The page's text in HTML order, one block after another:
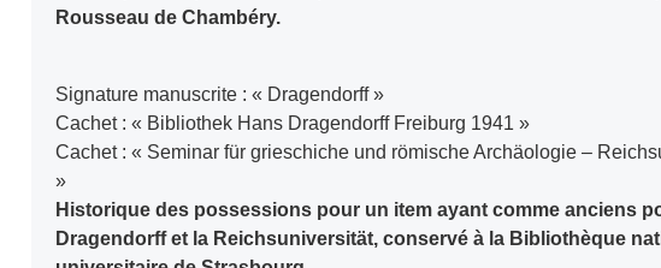
Rousseau de Chambéry.
Signature manuscrite : « Dragendorff »
Cachet : « Bibliothek Hans Dragendorff Freiburg 1941 »
Cachet : « Seminar für grieschiche und römische Archäologie –
»
Historique des possessions pour un item ayant comme anciens
Dragendorff et la Reichsuniversität, conservé à la Bibliothèque